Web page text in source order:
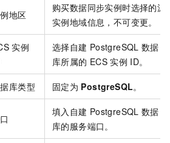
地区
购买数据同步实例时选择的源
实例地域信息，不可变更。
实例
选择自建 PostgreSQL 数据
库所属的 ECS 实例 ID。
库类型 固定为 PostgreSQL。
填入自建 PostgreSQL 数据
库的服务端口。